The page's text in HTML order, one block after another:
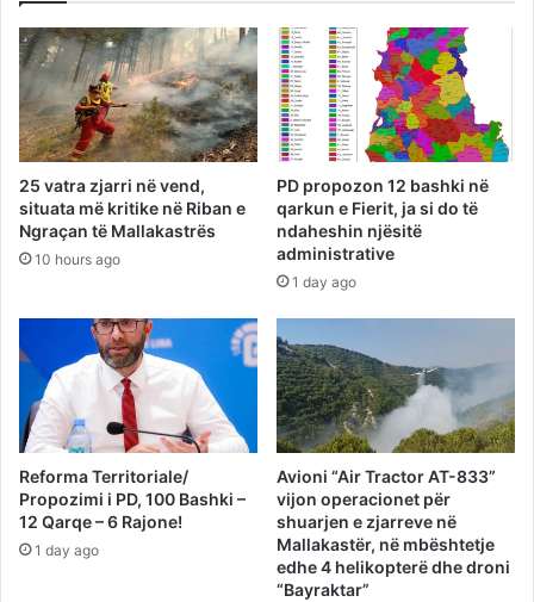
25 vatra zjarri në vend,
situata më kritike në Riban e
Ngraçan të Mallakastrës
10 hours ago
PD propozon 12 bashki në
qarkun e Fierit, ja si do të
ndaheshin njësitë
administrative
1 day ago
Reforma Territoriale/
Propozimi i PD, 100 Bashki –
12 Qarqe – 6 Rajone!
1 day ago
Avioni “Air Tractor AT-833”
vijon operacionet për
shuarjen e zjarreve në
Mallakastër, në mbështetje
edhe 4 helikopterë dhe droni
“Bayraktar”